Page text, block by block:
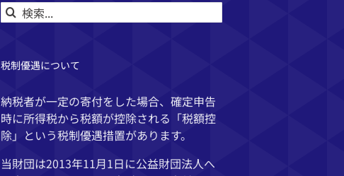
検
索
税制優遇について
納税者が一定の寄付をした場合、確定申告
時に所得税から税額が控除される「税額控
除」という税制優遇措置があります。
当財団は2013年11月1日に公益財団法人へ